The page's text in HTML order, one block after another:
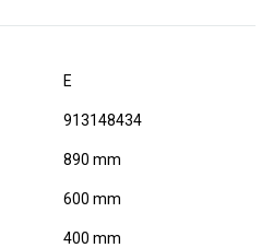
E
913148434
890 mm
600 mm
400 mm